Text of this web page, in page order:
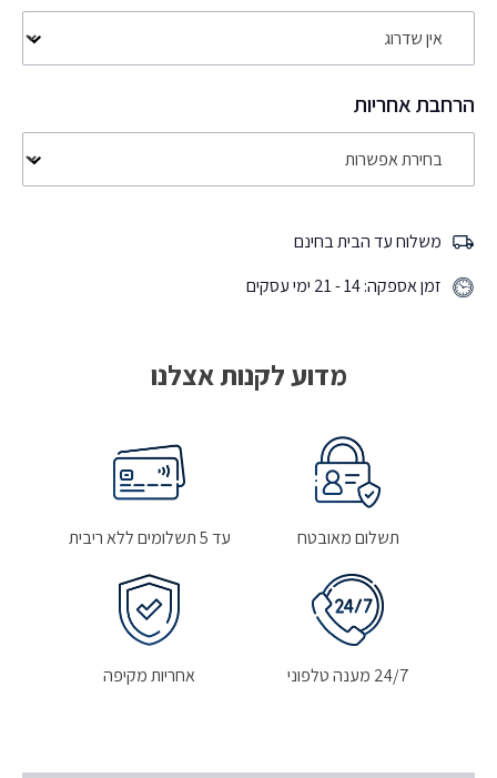
הרחבת אחריות
משלוח עד הבית בחינם
זמן אספקה: 14 - 21 ימי עסקים
מדוע לקנות אצלנו
תשלום מאובטח עד 5 תשלומים ללא ריבית
24/7 מענה טלפוני אחריות מקיפה